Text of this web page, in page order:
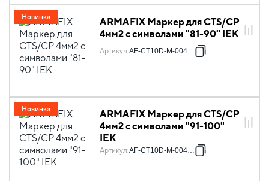
ARMAFIX Маркер для CTS/CP
4мм2 с символами "81-90" IEK
Артикул:AF-CT10D-M-004-09
Новинка
ARMAFIX Маркер для CTS/CP
4мм2 с символами "91-100"
IEK
Артикул:AF-CT10D-M-004-10
Новинка